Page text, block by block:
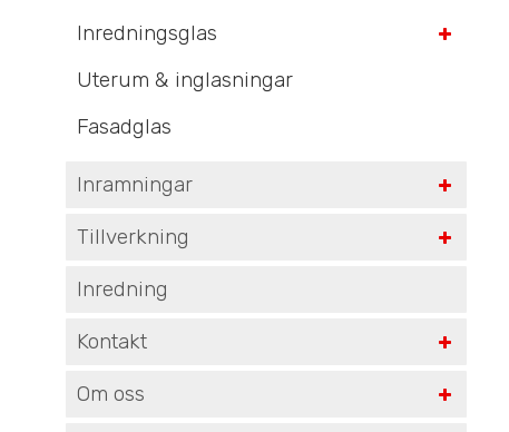
Inredningsglas
Uterum & inglasningar
Fasadglas
Inramningar
Tillverkning
Inredning
Kontakt
Om oss